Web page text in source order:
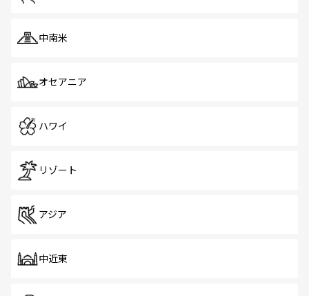
中南米
オセアニア
ハワイ
リゾート
アジア
中近東